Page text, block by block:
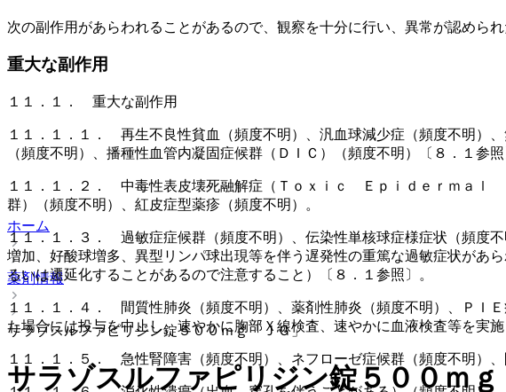
次の副作用があらわれることがあるので、観察を十分に行い、異常が認めら
重大な副作用
１１．１． 重大な副作用
１１．１．１． 再生不良性貧血（頻度不明）、汎血球減少症（頻度不明）
（頻度不明）、播種性血管内凝固症候群（ＤＩＣ）（頻度不明）〔８．１参照
１１．１．２． 中毒性表皮壊死融解症（Ｔｏｘｉｃ Ｅｐｉｄｅｒｍａｌ
群）（頻度不明）、紅皮症型薬疹（頻度不明）。
１１．１．３． 過敏症症候群（頻度不明）、伝染性単核球症様症状（頻度
増加、好酸球増多、異型リンパ球出現等を伴う遅発性の重篤な過敏症状があ
るいは遷延化することがあるので注意すること）〔８．１参照〕。
１１．１．４． 間質性肺炎（頻度不明）、薬剤性肺炎（頻度不明）、ＰＩ
た場合には投与を中止し、速やかに胸部Ｘ線検査、速やかに血液検査等を実施
１１．１．５． 急性腎障害（頻度不明）、ネフローゼ症候群（頻度不明）、
ホーム
薬剤情報
サラゾスルファピリジン錠５００ｍｇ「ＪＧ」
サラゾスルファピリジン錠５００ｍ